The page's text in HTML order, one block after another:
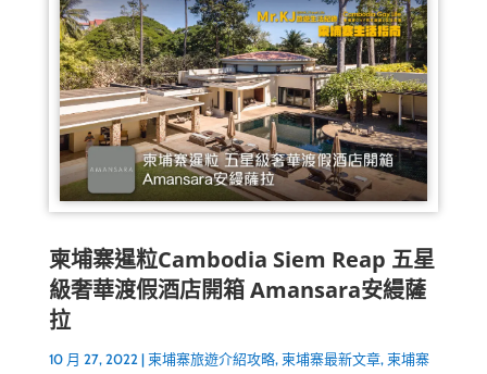
柬埔寨暹粒Cambodia Siem Reap 五星
級奢華渡假酒店開箱 Amansara安縵薩
拉
10 月 27, 2022 |柬埔寨旅遊介紹攻略,柬埔寨最新文章,柬埔寨